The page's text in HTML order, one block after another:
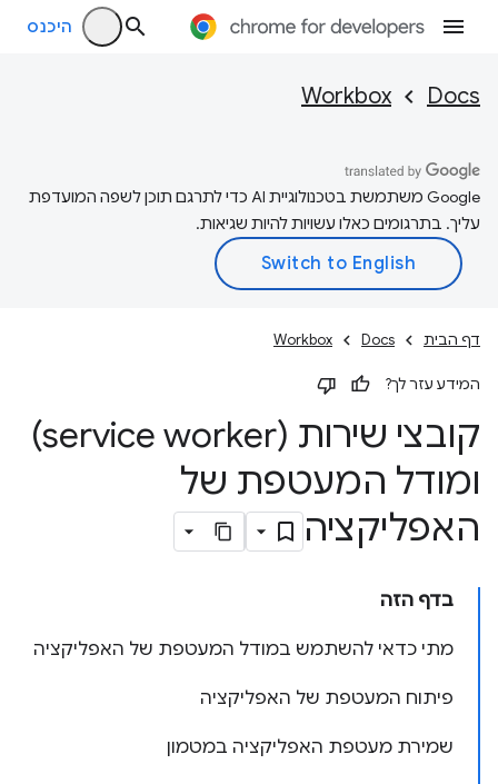
היכנס
Docs
Workbox
‫Google משתמשת בטכנולוגיית AI כדי לתרגם תוכן לשפה המועדפת
עליך. בתרגומים כאלו עשויות להיות שגיאות.
דף הבית Docs
Workbox
המידע עזר לך?
קובצי שירות (service worker)
ומודל המעטפת של
האפליקציה
בדף הזה
מתי כדאי להשתמש במודל המעטפת של האפליקציה
פיתוח המעטפת של האפליקציה
שמירת מעטפת האפליקציה במטמון